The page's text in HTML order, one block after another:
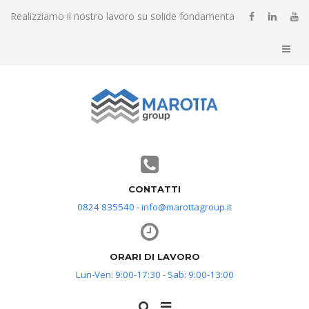
Realizziamo il nostro lavoro su solide fondamenta
CONTATTI
0824 835540 - info@marottagroup.it
ORARI DI LAVORO
Lun-Ven: 9:00-17:30 - Sab: 9:00-13:00